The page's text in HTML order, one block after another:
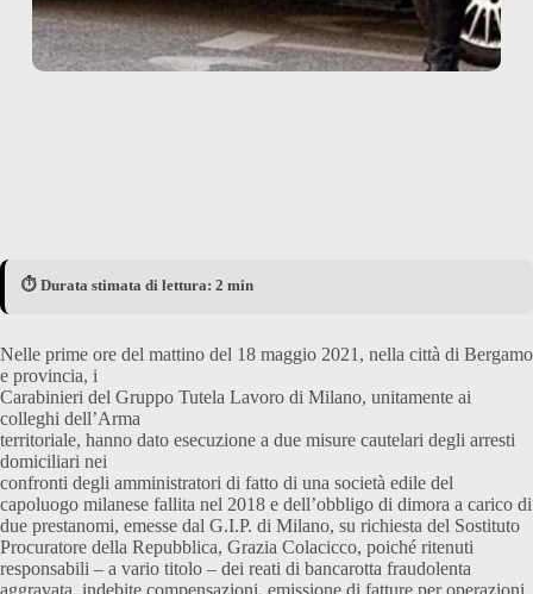
⏱️ Durata stimata di lettura: 2 min
Nelle prime ore del mattino del 18 maggio 2021, nella città di Bergamo
e provincia, i
Carabinieri del Gruppo Tutela Lavoro di Milano, unitamente ai
colleghi dell’Arma
territoriale, hanno dato esecuzione a due misure cautelari degli arresti
domiciliari nei
confronti degli amministratori di fatto di una società edile del
capoluogo milanese fallita nel 2018 e dell’obbligo di dimora a carico di
due prestanomi, emesse dal G.I.P. di Milano, su richiesta del Sostituto
Procuratore della Repubblica, Grazia Colacicco, poiché ritenuti
responsabili – a vario titolo – dei reati di bancarotta fraudolenta